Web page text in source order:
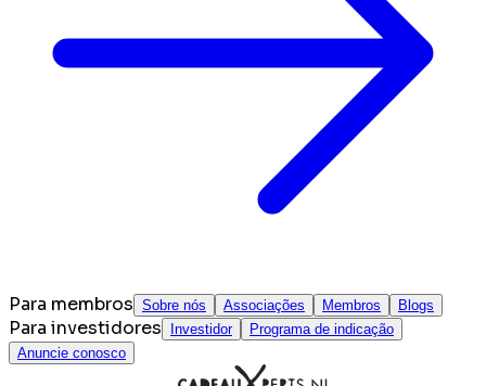
Para membros Sobre nós Associações Membros Blogs
Para investidores Investidor
Programa de indicação
Anuncie conosco